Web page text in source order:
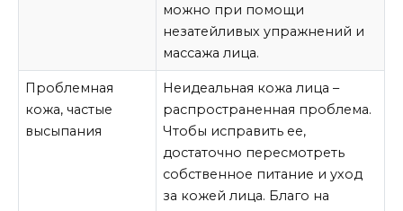
можно при помощи
незатейливых упражнений и
массажа лица.
Проблемная
кожа, частые
высыпания
Неидеальная кожа лица –
распространенная проблема.
Чтобы исправить ее,
достаточно пересмотреть
собственное питание и уход
за кожей лица. Благо на